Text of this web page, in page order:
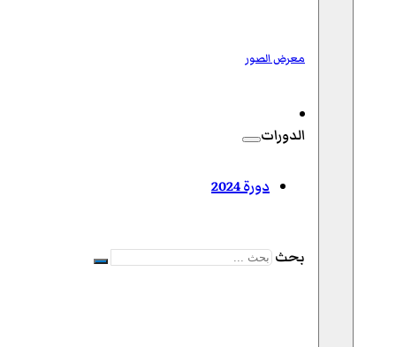
معرض الصور
الدورات
دورة 2024
بحث